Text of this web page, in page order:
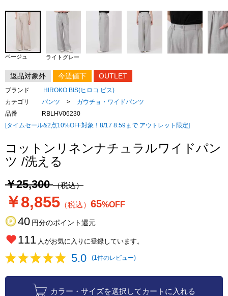
ベージュ ライトグレー
返品対象外 今週値下 OUTLET
ブランド
HIROKO BIS(ヒロコ ビス)
カテゴリ
パンツ >
ガウチョ・ワイドパンツ
品番
RBLHV06230
[タイムセール&2点10%OFF対象！8/17 8:59まで アウトレット限定]
コットンリネンナチュラルワイドパン
ツ /洗える
￥25,300（税込）
￥8,855 （税込） 65%OFF
40 円分のポイント還元
111 人がお気に入りに登録しています。
5.0 (1件のレビュー)
カラー・サイズを選択してカートに入れる